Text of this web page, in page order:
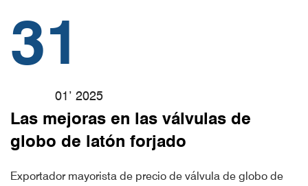
31
01’ 2025
Las mejoras en las válvulas de
globo de latón forjado
Exportador mayorista de precio de válvula de globo de